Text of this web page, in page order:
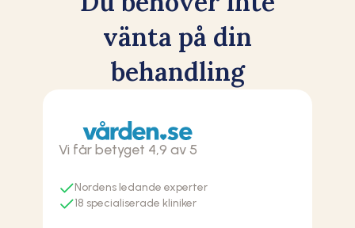
vänta på din
behandling
Vi får betyget 4,9 av 5
Nordens ledande experter
18